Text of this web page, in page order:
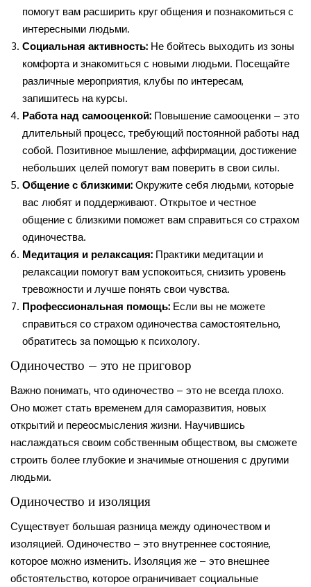
помогут вам расширить круг общения и познакомиться с
интересными людьми.
Социальная активность: Не бойтесь выходить из зоны
комфорта и знакомиться с новыми людьми. Посещайте
различные мероприятия, клубы по интересам,
запишитесь на курсы.
Работа над самооценкой: Повышение самооценки – это
длительный процесс, требующий постоянной работы над
собой. Позитивное мышление, аффирмации, достижение
небольших целей помогут вам поверить в свои силы.
Общение с близкими: Окружите себя людьми, которые
вас любят и поддерживают. Открытое и честное
общение с близкими поможет вам справиться со страхом
одиночества.
Медитация и релаксация: Практики медитации и
релаксации помогут вам успокоиться, снизить уровень
тревожности и лучше понять свои чувства.
Профессиональная помощь: Если вы не можете
справиться со страхом одиночества самостоятельно,
обратитесь за помощью к психологу.
Одиночество – это не приговор
Важно понимать, что одиночество – это не всегда плохо.
Оно может стать временем для саморазвития, новых
открытий и переосмысления жизни. Научившись
наслаждаться своим собственным обществом, вы сможете
строить более глубокие и значимые отношения с другими
людьми.
Одиночество и изоляция
Существует большая разница между одиночеством и
изоляцией. Одиночество – это внутреннее состояние,
которое можно изменить. Изоляция же – это внешнее
обстоятельство, которое ограничивает социальные